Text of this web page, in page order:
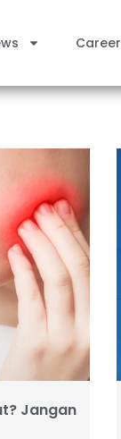
Career
Jangan